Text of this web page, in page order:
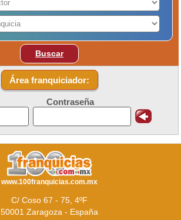
Buscar
Área franquiciador:
Contraseña
www.100franquicias.com.mx
C/ Coso 67 - 75, 4ºF
50001 Zaragoza - España